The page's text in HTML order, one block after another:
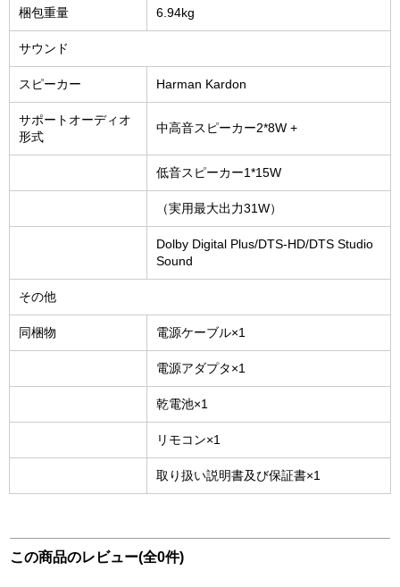
梱包重量 6.94kg
サウンド
スピーカー Harman Kardon
サポートオーディオ
形式
中高音スピーカー2*8W +
低音スピーカー1*15W
（実用最大出力31W）
Dolby Digital Plus/DTS-HD/DTS Studio
Sound
その他
同梱物 電源ケーブル×1
電源アダプタ×1
乾電池×1
リモコン×1
取り扱い説明書及び保証書×1
この商品のレビュー(全0件)